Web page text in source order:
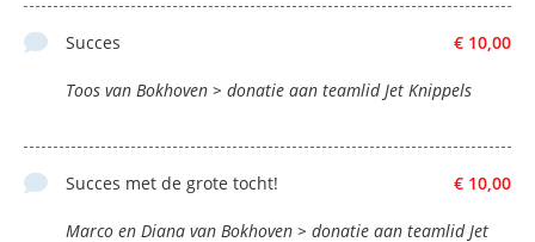
€ 10,00
Succes
Toos van Bokhoven > donatie aan teamlid Jet Knippels
€ 10,00
Succes met de grote tocht!
Marco en Diana van Bokhoven > donatie aan teamlid Jet